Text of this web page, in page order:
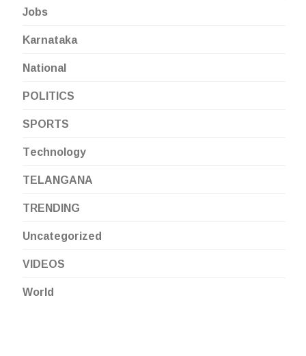
Jobs
Karnataka
National
POLITICS
SPORTS
Technology
TELANGANA
TRENDING
Uncategorized
VIDEOS
World